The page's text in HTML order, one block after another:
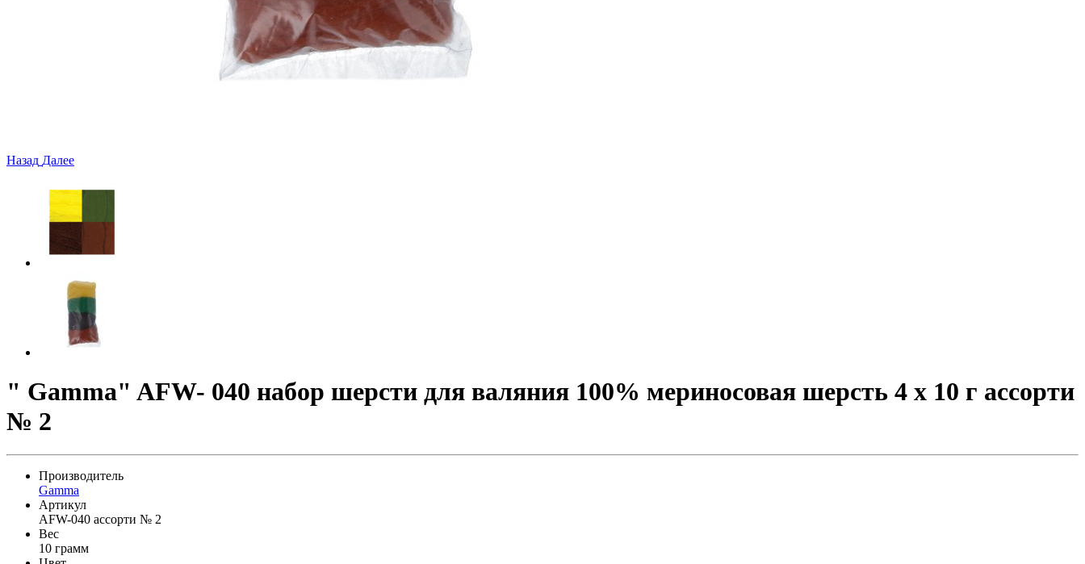
Назад Далее
" Gamma" AFW- 040 набор шерсти для валяния 100% мериносовая шерсть 4 х 10 г ассорти
№ 2
Производитель
Gamma
Артикул
AFW-040 ассорти № 2
Вес
10 грамм